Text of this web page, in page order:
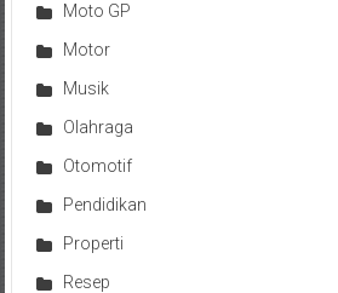
Moto GP
Motor
Musik
Olahraga
Otomotif
Pendidikan
Properti
Resep